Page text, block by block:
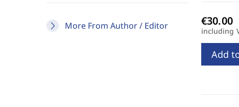
More From Author / Editor including
Add